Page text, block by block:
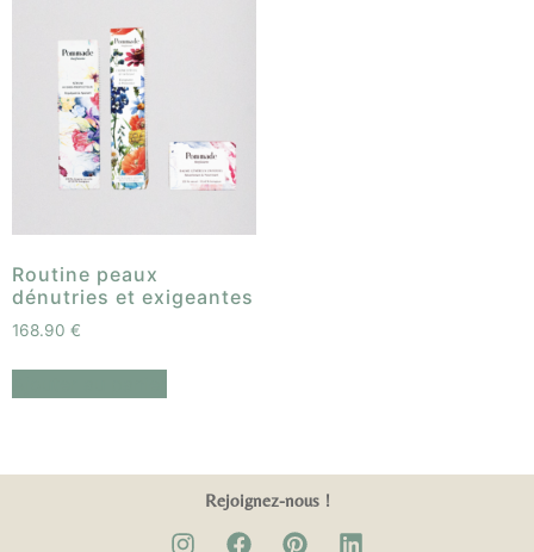
Routine peaux
dénutries et exigeantes
168.90 €
Rejoignez-nous !